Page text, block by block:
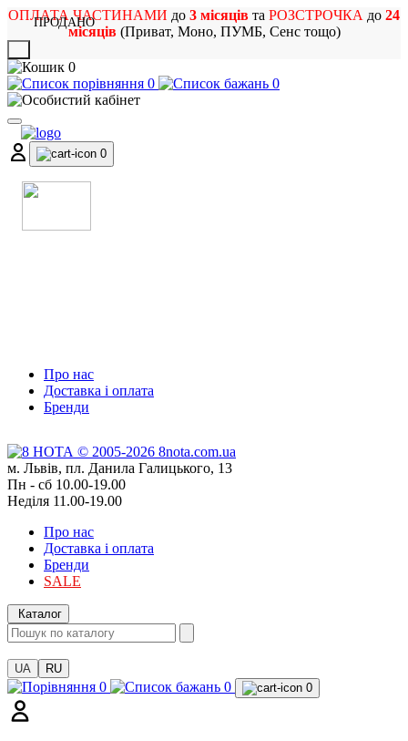
ОПЛАТА ЧАСТИНАМИ до 3 місяців та РОЗСТРОЧКА до 24
місяців(Приват, Моно, ПУМБ, Сенс тощо)
0
0
0
0
Про нас
Доставка і оплата
Бренди
м. Львів, пл. Данила Галицького, 13
Пн - сб 10.00-19.00
Неділя 11.00-19.00
Про нас
Доставка і оплата
Бренди
SALE
Каталог
UA RU
0 0 0
ПРОДАНО